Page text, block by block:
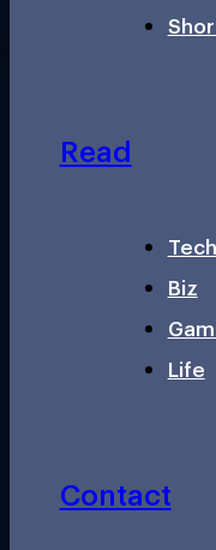
Read
Tech
Biz
Life
Contact